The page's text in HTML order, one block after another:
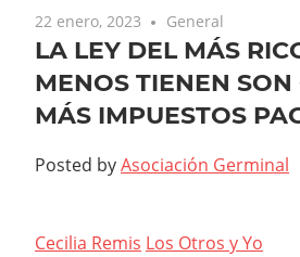
22 enero, 2023 General
LA LEY DEL MÁS
MENOS TIENEN SON
MÁS IMPUESTOS
Posted byAsociación Germinal
Cecilia Remis Los Otros y Yo